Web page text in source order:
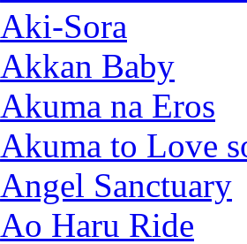
Aki-Sora
Akkan Baby
Akuma na Eros
Akuma to Love
Angel Sanctuary
Ao Haru Ride